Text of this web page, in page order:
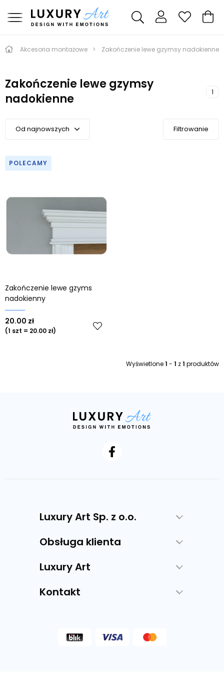
Akcesoria montażowe Zakończenie lewe gzymsy nadokienne
Zakończenie lewe gzymsy
nadokienne
1
Od najnowszych
Kolejność A-Z
Cena malejąco
Cena rosnąco
Od najnowszych
Od najstarszych
Filtrowanie
POLECAMY
Zakończenie lewe gzyms
nadokienny
20.00 zł
(1 szt = 20.00 zł)
Wyświetlone1 - 1 z1 produktów
Luxury Art Sp. z o.o.
Obsługa klienta
Luxury Art
Kontakt